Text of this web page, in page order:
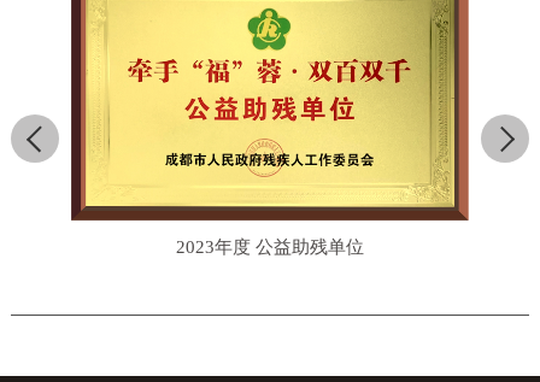
2023年度 公益助残单位